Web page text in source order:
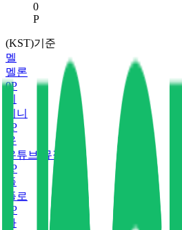
현재 스코어
0
P
(KST)기준
멜
멜론
0P
지니
P
유
유튜브 뮤직
P
플
플로
P
바